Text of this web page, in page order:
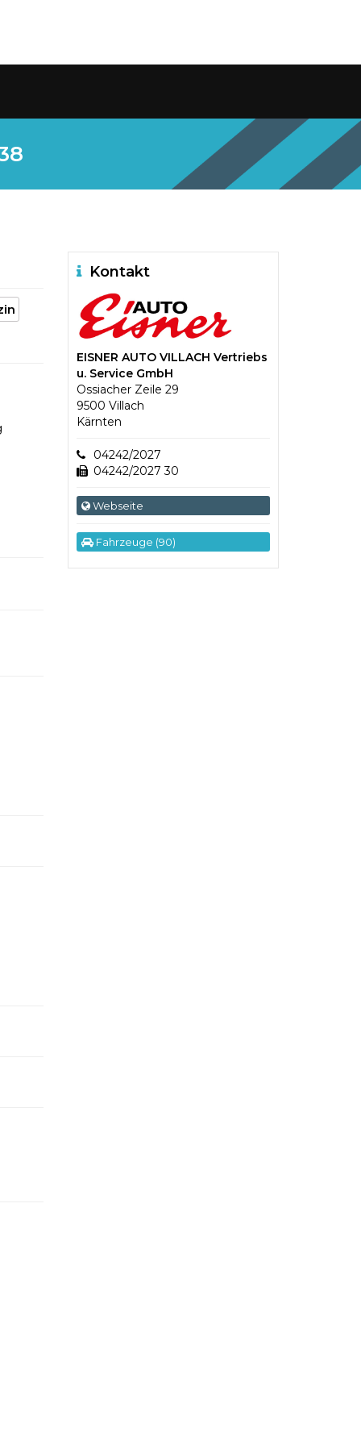
Kontakt
EISNER AUTO VILLACH Vertriebs
u. Service GmbH
Ossiacher Zeile 29
9500 Villach
Kärnten
04242/2027
04242/2027 30
Webseite
Fahrzeuge (90)